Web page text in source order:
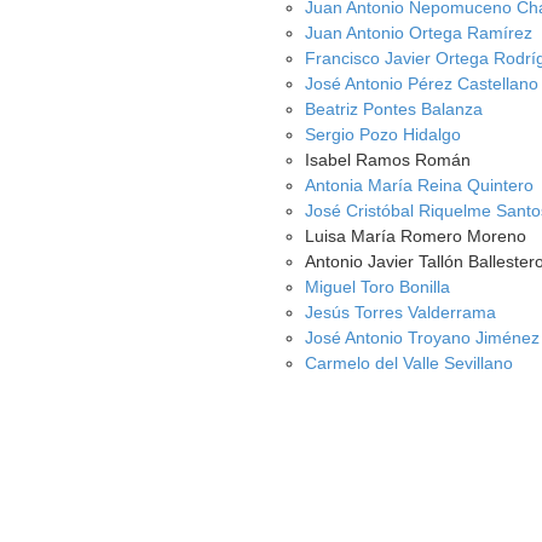
Juan Antonio Nepomuceno
Juan Antonio Ortega Ramírez
Francisco Javier Ortega
José Antonio Pérez Castellano
Beatriz Pontes Balanza
Sergio Pozo Hidalgo
Isabel Ramos Román
Antonia María Reina Quintero
José Cristóbal Riquelme
Luisa María Romero Moreno
Antonio Javier Tallón
Miguel Toro Bonilla
Jesús Torres Valderrama
José Antonio Troyano Jiménez
Carmelo del Valle Sevillano